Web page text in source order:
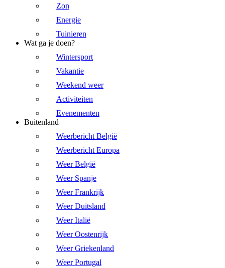
Zon
Energie
Tuinieren
Wat ga je doen?
Wintersport
Vakantie
Weekend weer
Activiteiten
Evenementen
Buitenland
Weerbericht België
Weerbericht Europa
Weer België
Weer Spanje
Weer Frankrijk
Weer Duitsland
Weer Italië
Weer Oostenrijk
Weer Griekenland
Weer Portugal